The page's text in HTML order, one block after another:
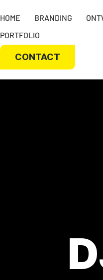
HOME BRANDING
PORTFOLIO
CONTACT